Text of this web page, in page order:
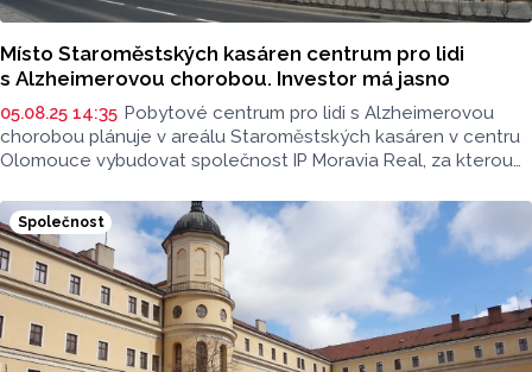
Místo Staroměstských kasáren centrum pro lidi
s Alzheimerovou chorobou. Investor má jasno
05.08.25 14:35 Pobytové centrum pro lidi s Alzheimerovou
chorobou plánuje v areálu Staroměstských kasáren v centru
Olomouce vybudovat společnost IP Moravia Real, za kterou
kasárenské budovy z roku 1810 bude stát několik desítek
až stovek milionů korun. Sociální zařízení se 130 lůžky by v
ní mělo být zprovozněno v roce 2027. ČTK to dnes řekl
projektový manažer centra, bývalý hejtman Olomouckého
kraje Jiří Rozbořil.
Společnost